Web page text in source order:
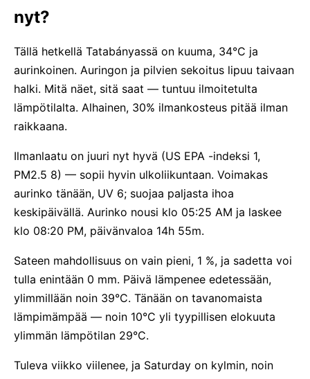
nyt?
Tällä hetkellä Tatabányassä on kuuma, 34°C ja
aurinkoinen. Auringon ja pilvien sekoitus lipuu taivaan
halki. Mitä näet, sitä saat — tuntuu ilmoitetulta
lämpötilalta. Alhainen, 30% ilmankosteus pitää ilman
raikkaana.
Ilmanlaatu on juuri nyt hyvä (US EPA -indeksi 1,
PM2.5 8) — sopii hyvin ulkoliikuntaan. Voimakas
aurinko tänään, UV 6; suojaa paljasta ihoa
keskipäivällä. Aurinko nousi klo 05:25 AM ja laskee
klo 08:20 PM, päivänvaloa 14h 55m.
Sateen mahdollisuus on vain pieni, 1 %, ja sadetta voi
tulla enintään 0 mm. Päivä lämpenee edetessään,
ylimmillään noin 39°C. Tänään on tavanomaista
lämpimämpää — noin 10°C yli tyypillisen elokuuta
ylimmän lämpötilan 29°C.
Tuleva viikko viilenee, ja Saturday on kylmin, noin